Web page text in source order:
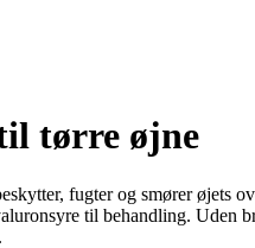
tørre øjne
fugter og smører
til behandling. Uden